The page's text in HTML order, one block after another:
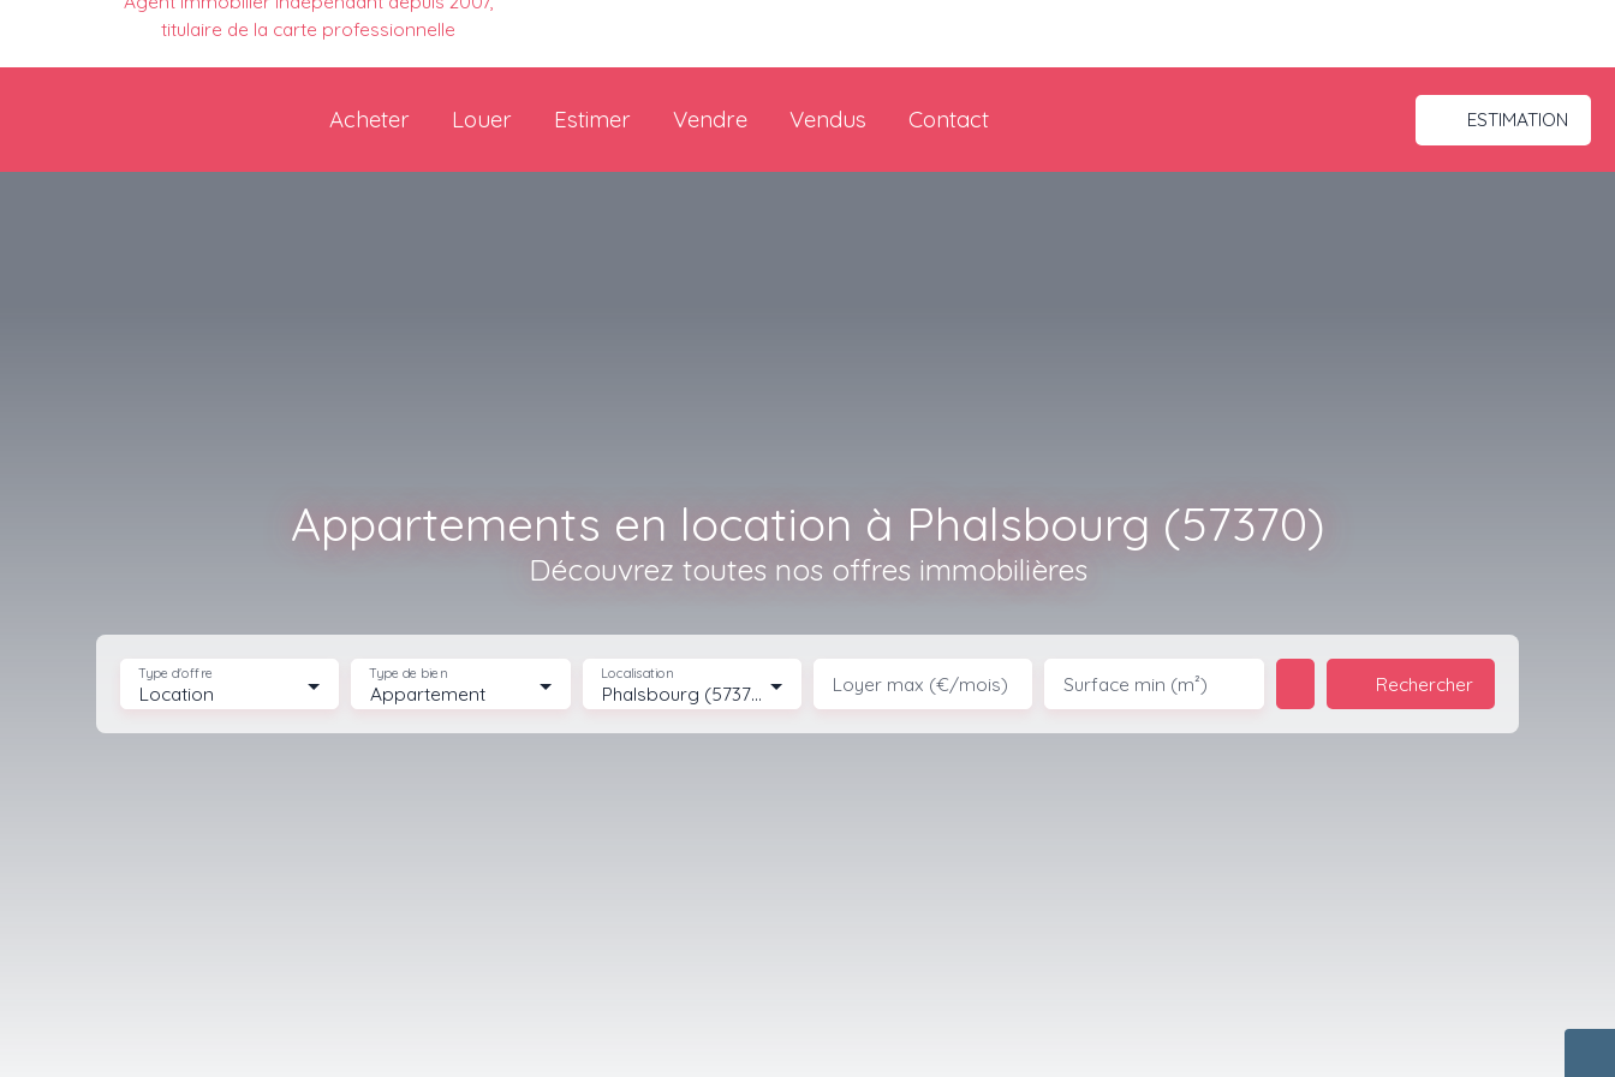
titulaire de la carte professionnelle
Acheter Louer Estimer Vendre Vendus Contact ESTIMATION
Appartements en location à Phalsbourg (57370)
Découvrez toutes nos offres immobilières
Location
Type d'offre
Appartement
Type de bien
Phalsbourg (57370)
Localisation Loyer max (€/mois) Surface min (m²) Rechercher